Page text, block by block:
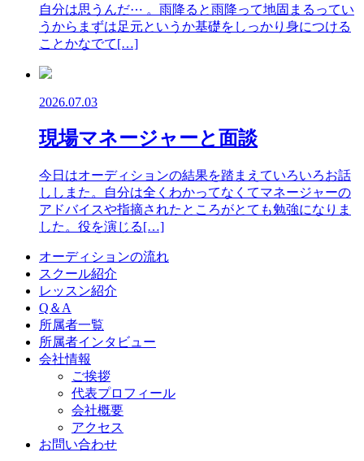
自分は思うんだ⋯ 。雨降ると雨降って地固まるってい
うからまずは足元というか基礎をしっかり身につける
ことかなでて[…]
2026.07.03
現場マネージャーと面談
今日はオーディションの結果を踏まえていろいろお話
ししまた。自分は全くわかってなくてマネージャーの
アドバイスや指摘されたところがとても勉強になりま
した。役を演じる[…]
オーディションの流れ
スクール紹介
レッスン紹介
Q＆A
所属者一覧
所属者インタビュー
会社情報
ご挨拶
代表プロフィール
会社概要
アクセス
お問い合わせ